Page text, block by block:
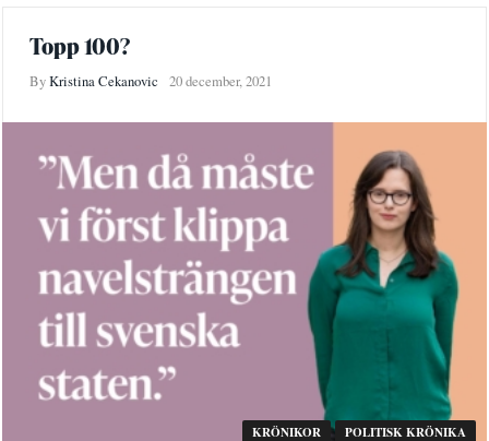
Topp 100?
ByKristina Cekanovic 20 december, 2021
KRÖNIKOR POLITISK KRÖNIKA